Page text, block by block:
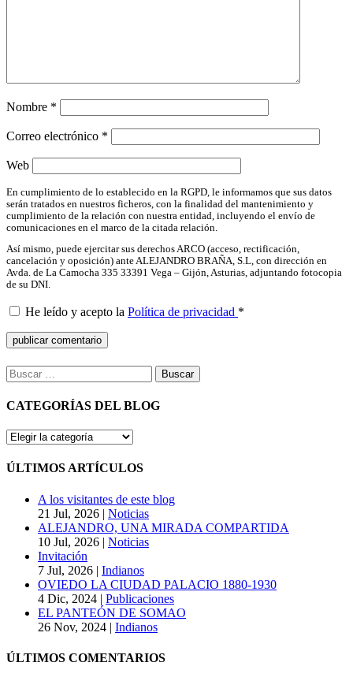
Nombre *
Correo electrónico *
Web
En cumplimiento de lo establecido en la RGPD, le informamos que sus datos
serán tratados en nuestros ficheros, con la finalidad del mantenimiento y
cumplimiento de la relación con nuestra entidad, incluyendo el envío de
comunicaciones en el marco de la citada relación.
Así mismo, puede ejercitar sus derechos ARCO (acceso, rectificación,
cancelación y oposición) ante ALEJANDRO BRAÑA, S.L, con dirección en
Avda. de La Camocha 335 33391 Vega – Gijón, Asturias, adjuntando fotocopia
de su DNI.
He leído y acepto la Política de privacidad *
Buscar:
CATEGORÍAS DEL BLOG
CATEGORÍAS
BLOG
ÚLTIMOS ARTÍCULOS
A los visitantes de este blog
21 Jul, 2026 | Noticias
ALEJANDRO, UNA MIRADA COMPARTIDA
10 Jul, 2026 | Noticias
Invitación
7 Jul, 2026 | Indianos
OVIEDO LA CIUDAD PALACIO 1880-1930
4 Dic, 2024 | Publicaciones
EL PANTEÓN DE SOMAO
26 Nov, 2024 | Indianos
ÚLTIMOS COMENTARIOS